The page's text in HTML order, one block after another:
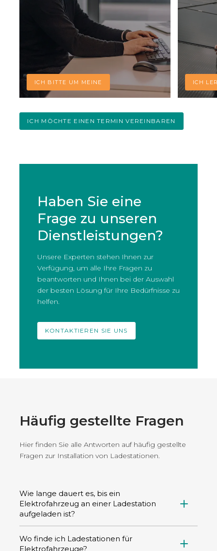
ICH BITTE UM MEINE ICH
ICH MÖCHTE EINEN TERMIN VEREINBAREN
Haben Sie eine
Frage zu unseren
Dienstleistungen?
Unsere Experten stehen Ihnen zur
Verfügung, um alle Ihre Fragen zu
beantworten und Ihnen bei der Auswahl
der besten Lösung für Ihre Bedürfnisse zu
helfen.
KONTAKTIEREN SIE UNS
Häufig gestellte Fragen
Hier finden Sie alle Antworten auf häufig gestellte
Fragen zur Installation von Ladestationen.
Wie lange dauert es, bis ein
Elektrofahrzeug an einer Ladestation
aufgeladen ist?
der Batteriekapazität des Fahrzeugs, der
Wo finde ich Ladestationen für
Elektrofahrzeuge?